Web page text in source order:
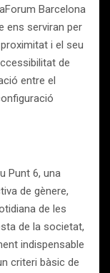
Barcelona
ens serviran per
i el seu
de
entre el
Punt 6, una
de gènere,
de les
de la societat,
indispensable
criteri bàsic de